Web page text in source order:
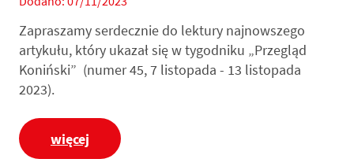
Zapraszamy serdecznie do lektury najnowszego
artykułu, który ukazał się w tygodniku „Przegląd
Koniński” (numer 45, 7 listopada - 13 listopada
2023).
więcej